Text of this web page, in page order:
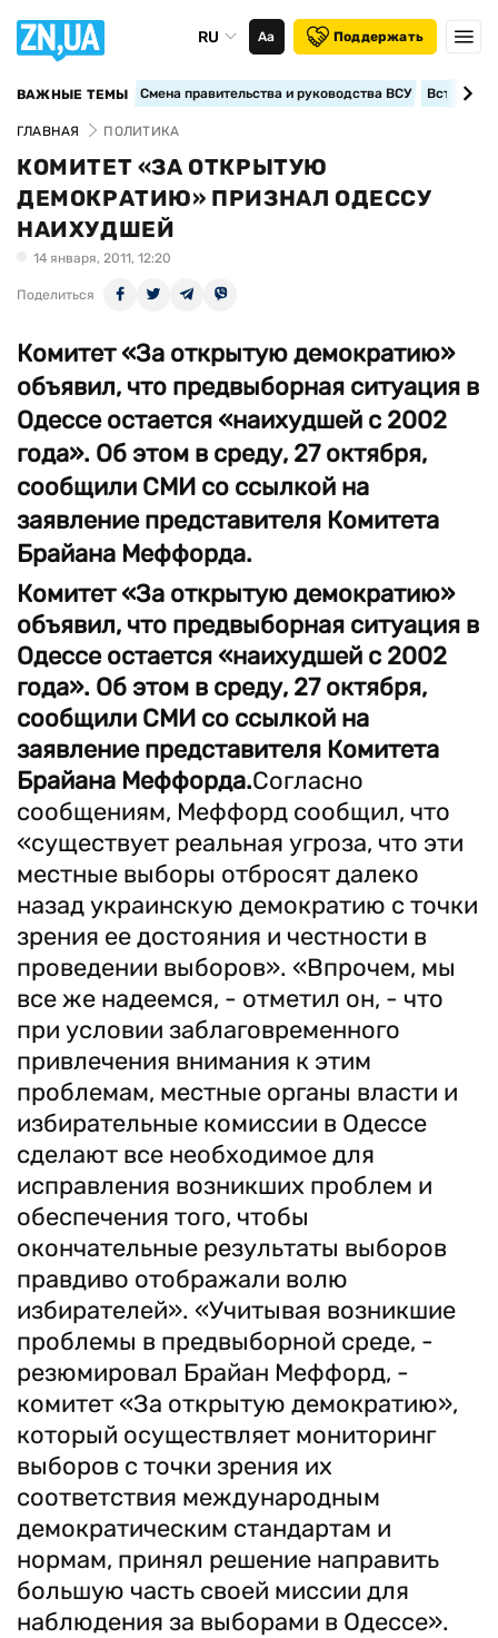
RU Аа Поддержать
ВАЖНЫЕ ТЕМЫ Смена правительства и руководства ВСУ
ГЛАВНАЯ ПОЛИТИКА
КОМИТЕТ «ЗА ОТКРЫТУЮ
ДЕМОКРАТИЮ» ПРИЗНАЛ ОДЕССУ
НАИХУДШЕЙ
14 января, 2011, 12:20
Поделиться
Комитет «За открытую демократию»
объявил, что предвыборная ситуация в
Одессе остается «наихудшей с 2002
года». Об этом в среду, 27 октября,
сообщили СМИ со ссылкой на
заявление представителя Комитета
Брайана Меффорда.
Комитет «За открытую демократию»
объявил, что предвыборная ситуация в
Одессе остается «наихудшей с 2002
года». Об этом в среду, 27 октября,
сообщили СМИ со ссылкой на
заявление представителя Комитета
Брайана Меффорда.Согласно
сообщениям, Меффорд сообщил, что
«существует реальная угроза, что эти
местные выборы отбросят далеко
назад украинскую демократию с точки
зрения ее достояния и честности в
проведении выборов». «Впрочем, мы
все же надеемся, - отметил он, - что
при условии заблаговременного
привлечения внимания к этим
проблемам, местные органы власти и
избирательные комиссии в Одессе
сделают все необходимое для
исправления возникших проблем и
обеспечения того, чтобы
окончательные результаты выборов
правдиво отображали волю
избирателей». «Учитывая возникшие
проблемы в предвыборной среде, -
резюмировал Брайан Меффорд, -
комитет «За открытую демократию»,
который осуществляет мониторинг
выборов с точки зрения их
соответствия международным
демократическим стандартам и
нормам, принял решение направить
большую часть своей миссии для
наблюдения за выборами в Одессе».